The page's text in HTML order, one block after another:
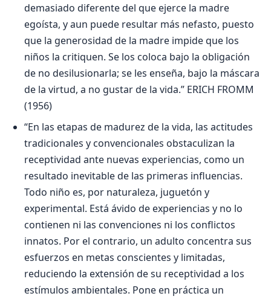
demasiado diferente del que ejerce la madre
egoísta, y aun puede resultar más nefasto, puesto
que la generosidad de la madre impide que los
niños la critiquen. Se los coloca bajo la obligación
de no desilusionarla; se les enseña, bajo la máscara
de la virtud, a no gustar de la vida.” ERICH FROMM
(1956)
“En las etapas de madurez de la vida, las actitudes
tradicionales y convencionales obstaculizan la
receptividad ante nuevas experiencias, como un
resultado inevitable de las primeras influencias.
Todo niño es, por naturaleza, juguetón y
experimental. Está ávido de experiencias y no lo
contienen ni las convenciones ni los conflictos
innatos. Por el contrario, un adulto concentra sus
esfuerzos en metas conscientes y limitadas,
reduciendo la extensión de su receptividad a los
estímulos ambientales. Pone en práctica un